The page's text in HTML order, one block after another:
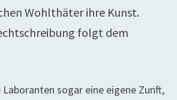
Wohlthäter ihre Kunst.
folgt dem
sogar eine eigene Zunft,